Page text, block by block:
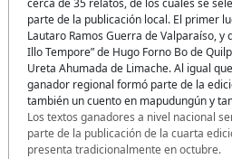
cerca de 35 relatos, de los cuales se
parte de la publicación local. El primer
Lautaro Ramos Guerra de Valparaíso, y
Illo Tempore” de Hugo Forno Bo de
Ureta Ahumada de Limache. Al igual
ganador regional formó parte de la
también un cuento en mapudungún y
Los textos ganadores a nivel nacional
parte de la publicación de la cuarta
presenta tradicionalmente en octubre.